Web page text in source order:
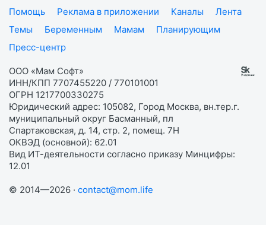
Помощь
Реклама в приложении Каналы
Лента
Темы
Беременным Мамам
Планирующим
Пресс-центр
ООО «Мам Софт»
ИНН/КПП 7707455220 / 770101001
ОГРН 1217700330275
Юридический адрес: 105082, Город Москва, вн.тер.г.
муниципальный округ Басманный, пл
Спартаковская, д. 14, стр. 2, помещ. 7Н
ОКВЭД (основной): 62.01
Вид ИТ-деятельности согласно приказу Минцифры:
12.01
© 2014—2026 · contact@mom.life